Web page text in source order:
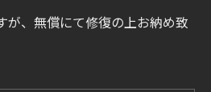
が、無償にて修復の上お納め致